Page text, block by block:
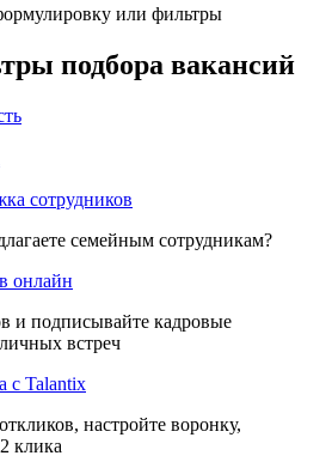
или фильтры
подбора вакансий
сотрудников
семейным сотрудникам?
онлайн
и подписывайте кадровые
встреч
с Talantix
настройте воронку,
клика